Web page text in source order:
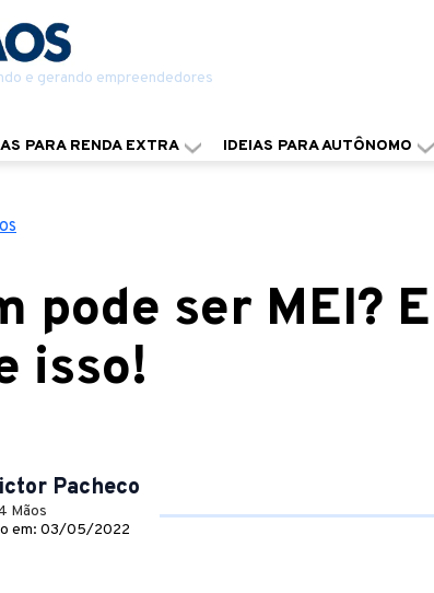
e gerando empreendedores
PARA RENDA EXTRA IDEIAS PARA AUTÔNOMO
pode ser MEI?
isso!
Pacheco
Mãos
em: 03/05/2022